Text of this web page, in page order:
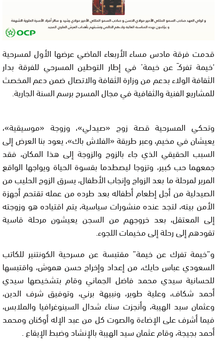
قدمت فرقة مادس مساء الأربعاء الماضي عرضها الأول لمسرحية
‘خيمة تفركـَ عن خيمة’ في إطار التوطين المسرحي للفرقة بدار
الثقافة الولاء بدعم من وزارة الثقافة والاتصال ضمن دعم المخصث
للمشاريع الفنية والثقافية في مجال المسرح برسم السنة الجارية.
وتحكي المسرحية قصة زوج «صيدلي»، وزوجة «موسيقية»،
يعيشان في مخيم، وعبر طريقة «الفلاش باك»، يعود بنا العرض إلى
السبب الحقيقي الذي جاء بالزوج والزوجة إلى هذا المكان، فقد
جمعهما حب كبير، وتزوجا ليصطدما بقسوة الحياة ويواجها الواقع
المرير لمرحلة ما بعد الزواج وإنجاب الأطفال، يسرق الزوج الحليب من
الصيدلية من أجل إطعام أطفاله بعد طرده من عمله تقتحم أجهزة
الأمن بيته، لتجد عنده منشورات سياسية، يتم اقتياده هو وزوجته
إلى المعتقل، بعد خروجهم من السجن يعيشون مرحلة قاسية
تقودهم إلى رحلة إلى مخيمات اللجوء.
و”خيمة تفرك عن خيمة” مقتبسة عن مسرحية الكونتنير للكاتب
السعودي عباس حايك، من إعداد وإخراج حسن هموش، واقتبسها
للحسانية سيدي محمد فاضل الجماني وقام بتشخيصها سيدي
أحمد شكاف، وعلية طوير، ونبيهة برني، وتوفيق شرف الدين،
وعثمان سبد الهيبة، وأنجزت سناء شدال السينوغرافيا والملابس،
فيما أشرف على الإضاءة والصوت كل من عبد الإله أوكنان ومحمد
أحمد بجيجة، وقام عثمان سيد الهيبة بالإنشاد وضبط الإيقاع .